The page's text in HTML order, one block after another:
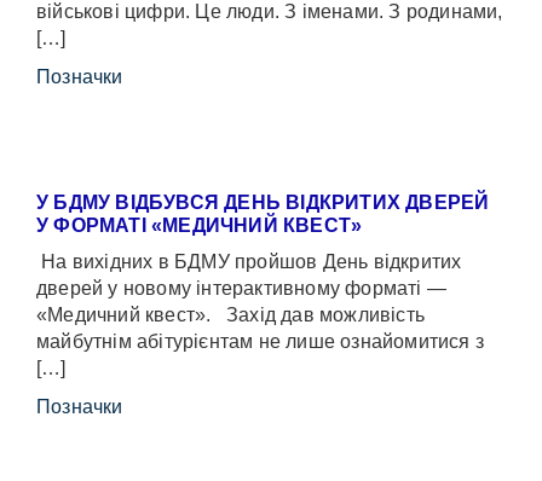
військові цифри. Це люди. З іменами. З родинами,
[…]
Позначки
У БДМУ ВІДБУВСЯ ДЕНЬ ВІДКРИТИХ ДВЕРЕЙ
У ФОРМАТІ «МЕДИЧНИЙ КВЕСТ»
На вихідних в БДМУ пройшов День відкритих
дверей у новому інтерактивному форматі —
«Медичний квест». Захід дав можливість
майбутнім абітурієнтам не лише ознайомитися з
[…]
Позначки